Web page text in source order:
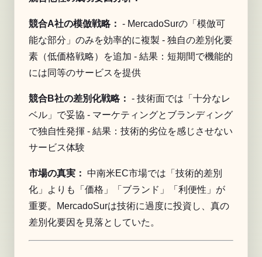
競合A社の模倣戦略： - MercadoSurの「模倣可
能な部分」のみを効率的に複製 - 独自の差別化要
素（低価格戦略）を追加 - 結果：短期間で機能的
には同等のサービスを提供
競合B社の差別化戦略： - 技術面では「十分なレ
ベル」で妥協 - マーケティングとブランディング
で独自性発揮 - 結果：技術的劣位を感じさせない
サービス体験
市場の真実： 中南米EC市場では「技術的差別
化」よりも「価格」「ブランド」「利便性」が
重要。MercadoSurは技術に過度に投資し、真の
差別化要因を見落としていた。